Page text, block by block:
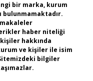
bir marka, kurum
bulunmamaktadır.
makaleler
haber niteliği
hakkında
ve kişiler ile isim
bilgiler